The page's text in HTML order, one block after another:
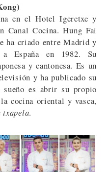
en el Hotel Igeretxe y
Canal Cocina. Hung Fai
ha criado entre Madrid y
España en 1982. Su
y cantonesa. Es un
y ha publicado su
es abrir su propio
cocina oriental y vasca,
txapela.